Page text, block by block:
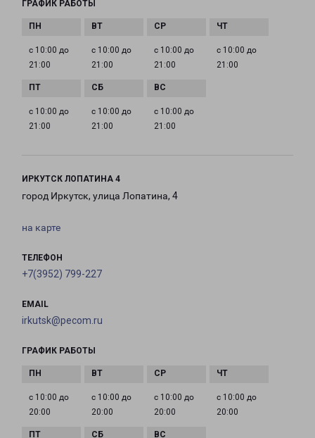
ГРАФИК РАБОТЫ
с 10:00 до
21:00
с 10:00 до
21:00
с 10:00 до
21:00
с 10:00 до
21:00
с 10:00 до
21:00
с 10:00 до
21:00
с 10:00 до
21:00
ИРКУТСК ЛОПАТИНА 4
город Иркутск, улица Лопатина, 4
на карте
ТЕЛЕФОН
+7(3952) 799-227
EMAIL
irkutsk@pecom.ru
ГРАФИК РАБОТЫ
с 10:00 до
20:00
с 10:00 до
20:00
с 10:00 до
20:00
с 10:00 до
20:00